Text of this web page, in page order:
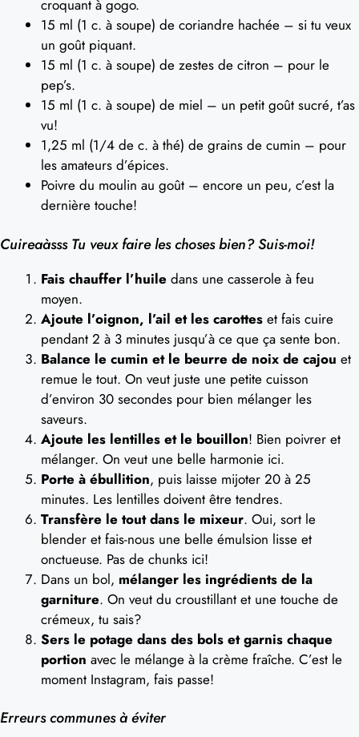
croquant à gogo.
15 ml (1 c. à soupe) de coriandre hachée – si tu veux
un goût piquant.
15 ml (1 c. à soupe) de zestes de citron – pour le
pep’s.
15 ml (1 c. à soupe) de miel – un petit goût sucré, t’as
vu!
1,25 ml (1/4 de c. à thé) de grains de cumin – pour
les amateurs d’épices.
Poivre du moulin au goût – encore un peu, c’est la
dernière touche!
Cuireaàsss Tu veux faire les choses bien? Suis-moi!
Fais chauffer l’huile dans une casserole à feu
moyen.
Ajoute l’oignon, l’ail et les carottes et fais cuire
pendant 2 à 3 minutes jusqu’à ce que ça sente bon.
Balance le cumin et le beurre de noix de cajou et
remue le tout. On veut juste une petite cuisson
d’environ 30 secondes pour bien mélanger les
saveurs.
Ajoute les lentilles et le bouillon! Bien poivrer et
mélanger. On veut une belle harmonie ici.
Porte à ébullition, puis laisse mijoter 20 à 25
minutes. Les lentilles doivent être tendres.
Transfère le tout dans le mixeur. Oui, sort le
blender et fais-nous une belle émulsion lisse et
onctueuse. Pas de chunks ici!
Dans un bol, mélanger les ingrédients de la
garniture. On veut du croustillant et une touche de
crémeux, tu sais?
Sers le potage dans des bols et garnis chaque
portion avec le mélange à la crème fraîche. C’est le
moment Instagram, fais passe!
Erreurs communes à éviter